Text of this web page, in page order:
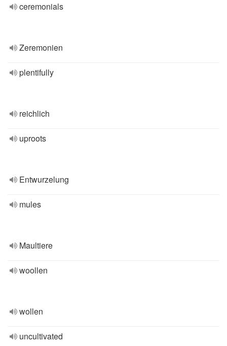
ceremonials
Zeremonien
plentifully
reichlich
uproots
Entwurzelung
mules
Maultiere
woollen
wollen
uncultivated